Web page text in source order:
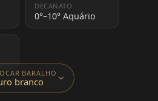
DECANATO
0°–10° Aquário
BARALHO
branco